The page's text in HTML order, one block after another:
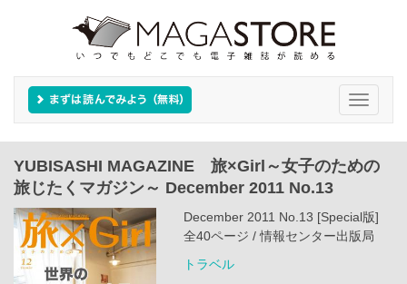
Toggle
YUBISASHI MAGAZINE 旅×Girl～女子のための
旅じたくマガジン～ December 2011 No.13
December 2011 No.13 [Special版]
全40ページ / 情報センター出版局
トラベル